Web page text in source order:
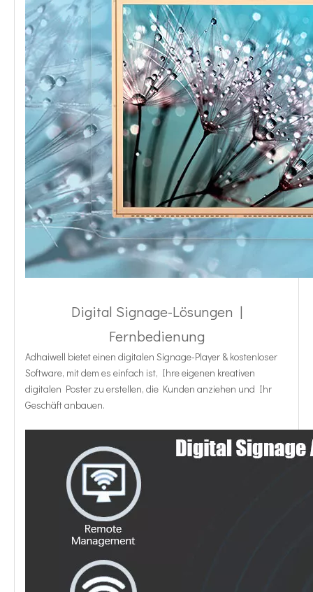
Digital Signage-Lösungen |
Fernbedienung
Adhaiwell bietet einen digitalen Signage-Player & kostenloser
Software, mit dem es einfach ist, Ihre eigenen kreativen
digitalen Poster zu erstellen, die Kunden anziehen und Ihr
Geschäft anbauen.